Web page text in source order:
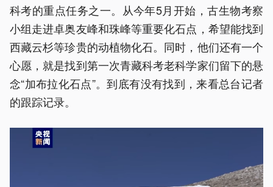
科考的重点任务之一。从今年5月开始，古生物考察
小组走进卓奥友峰和珠峰等重要化石点，希望能找到
西藏云杉等珍贵的动植物化石。同时，他们还有一个
心愿，就是找到第一次青藏科考老科学家们留下的悬
念“加布拉化石点”。到底有没有找到，来看总台记者
的跟踪记录。